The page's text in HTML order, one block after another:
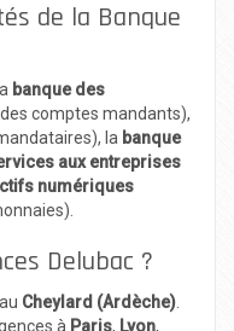
de la Banque
banque des
comptes mandants),
la banque
aux entreprises
numériques
Delubac ?
Cheylard (Ardèche)
à Paris, Lyon,